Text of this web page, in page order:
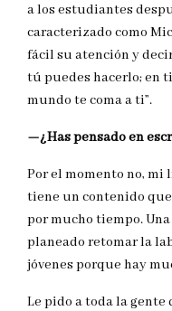
a los estudiantes
caracterizado como
fácil su atención y
tú puedes hacerlo; en
mundo te coma a ti”.
—¿Has pensado en
Por el momento no, mi
tiene un contenido
por mucho tiempo.
planeado retomar la
jóvenes porque hay
Le pido a toda la gente